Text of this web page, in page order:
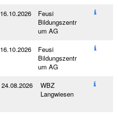
16.10.2026
Feusi
Bildungszentr
um AG
16.10.2026
Feusi
Bildungszentr
um AG
24.08.2026
WBZ
Langwiesen